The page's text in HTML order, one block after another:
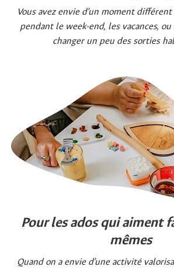
Vous avez envie d’un moment
pendant le week-end, les vacances,
changer un peu des sorties
Pour les ados qui aiment
mêmes
Quand on a envie d’une activité